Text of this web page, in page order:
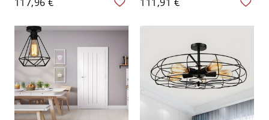
Cuarto - Negro 110 A 120
V 59,69 cm
para sala de estar semi
empotrado - 110 A 120 V